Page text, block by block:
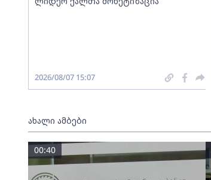
2026/08/07 15:07
ახალი ამბები
00:40